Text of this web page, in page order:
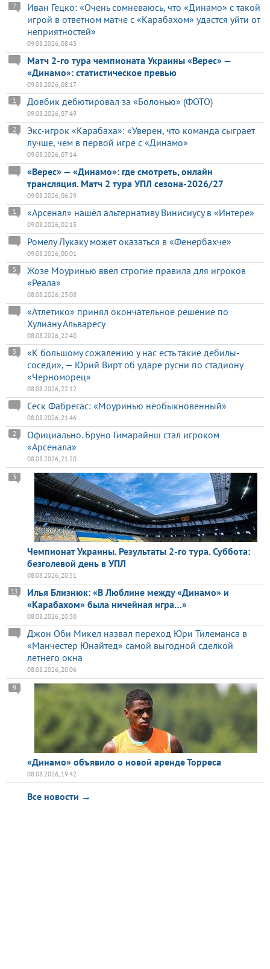
Иван Гецко: «Очень сомневаюсь, что «Динамо» с такой
игрой в ответном матче с «Карабахом» удастся уйти от
неприятностей»
7
09.08.2026, 08:43
Матч 2-го тура чемпионата Украины «Верес» —
«Динамо»: статистическое превью
09.08.2026, 08:17
Довбик дебютировал за «Болонью» (ФОТО)
1
09.08.2026, 07:49
Экс-игрок «Карабаха»: «Уверен, что команда сыграет
лучше, чем в первой игре с «Динамо»
2
09.08.2026, 07:14
«Верес» — «Динамо»: где смотреть, онлайн
трансляция. Матч 2 тура УПЛ сезона-2026/27
09.08.2026, 06:29
«Арсенал» нашёл альтернативу Винисиусу в «Интере»
1
09.08.2026, 02:15
Ромелу Лукаку может оказаться в «Фенербахче»
09.08.2026, 00:01
Жозе Моуринью ввел строгие правила для игроков
«Реала»
5
08.08.2026, 23:08
«Атлетико» принял окончательное решение по
Хулиану Альваресу
08.08.2026, 22:40
«К большому сожалению у нас есть такие дебилы-
соседи», — Юрий Вирт об ударе русни по стадиону
«Черноморец»
5
08.08.2026, 22:12
Сеск Фабрегас: «Моуринью необыкновенный»
08.08.2026, 21:46
Официально. Бруно Гимарайнш стал игроком
«Арсенала»
2
08.08.2026, 21:20
Чемпионат Украины. Результаты 2-го тура. Суббота:
безголевой день в УПЛ
3
08.08.2026, 20:51
Илья Близнюк: «В Люблине между «Динамо» и
«Карабахом» была ничейная игра…»
11
08.08.2026, 20:30
Джон Оби Микел назвал переход Юри Тилеманса в
«Манчестер Юнайтед» самой выгодной сделкой
летнего окна
08.08.2026, 20:06
«Динамо» объявило о новой аренде Торреса
9
08.08.2026, 19:42
Все новости →